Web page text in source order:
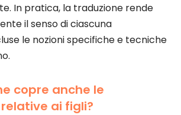
In pratica, la traduzione rende
il senso di ciascuna
le nozioni specifiche e tecniche
copre anche le
ai figli?